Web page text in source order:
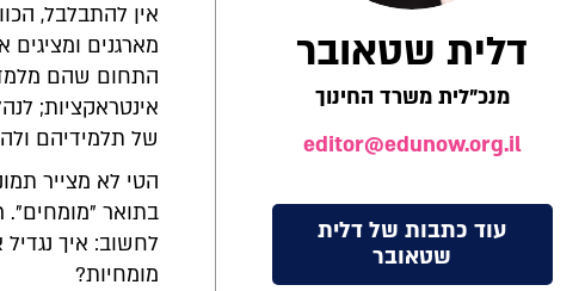
אין להתבלבל,
מארגנים
התחום שהם
אינטראקציות;
של תלמידיהם
הטי לא מצייר
בתואר "מומחים".
לחשוב: איך
מומחיות?
דלית שטאובר
מנכ"לית משרד החינוך
editor@edunow.org.il
עוד כתבות של דלית
שטאובר